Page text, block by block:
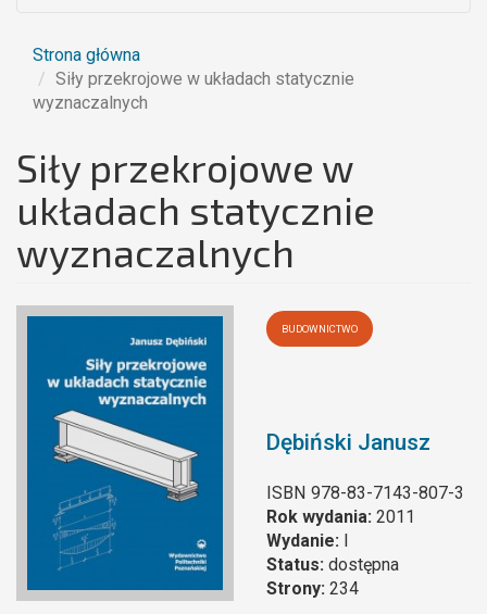
Strona główna
Siły przekrojowe w układach statycznie
wyznaczalnych
Siły przekrojowe w
układach statycznie
wyznaczalnych
BUDOWNICTWO
Dębiński Janusz
ISBN 978-83-7143-807-3
Rok wydania: 2011
Wydanie: I
Status: dostępna
Strony: 234